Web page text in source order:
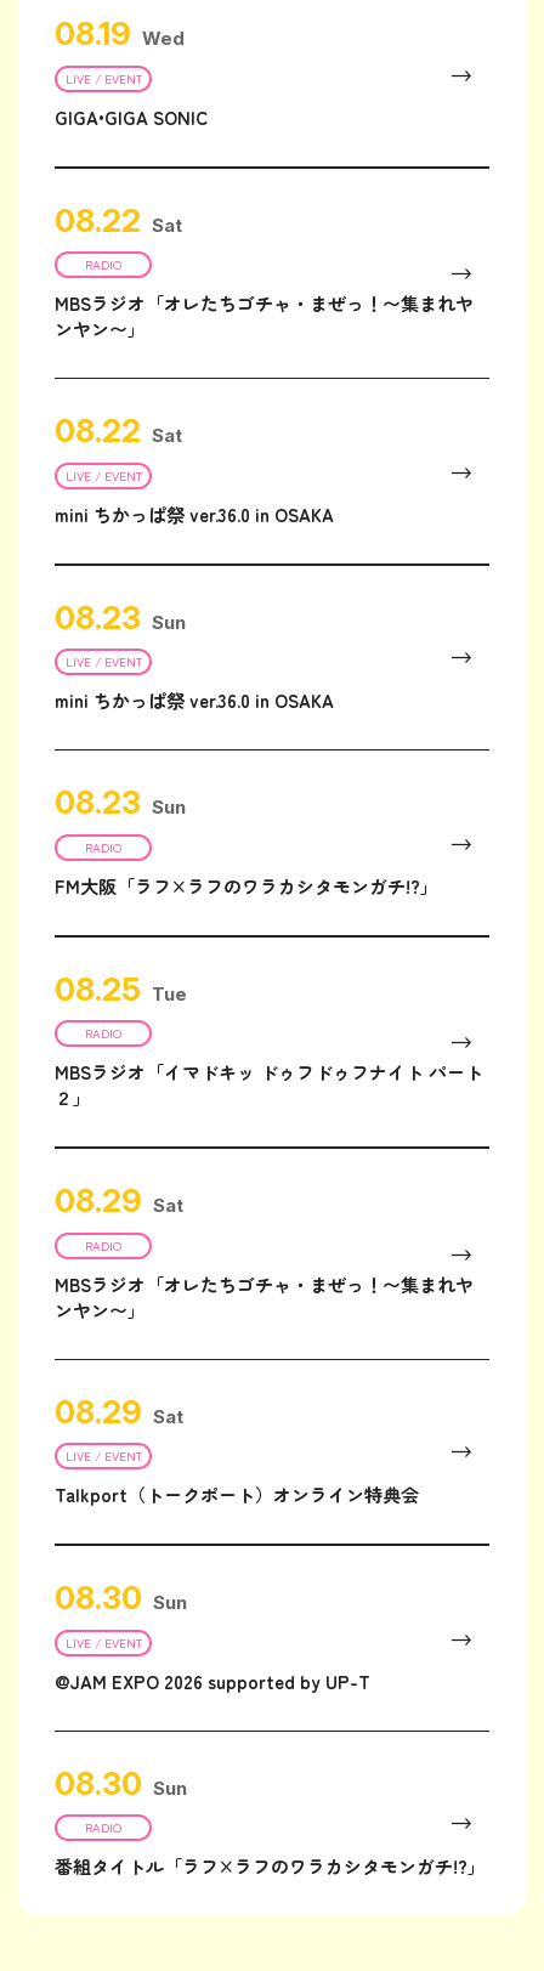
08.19 Wed
LIVE / EVENT
GIGA•GIGA SONIC
08.22 Sat
RADIO
MBSラジオ「オレたちゴチャ・まぜっ！〜集まれヤ
ンヤン〜」
08.22 Sat
LIVE / EVENT
mini ちかっぱ祭 ver.36.0 in OSAKA
08.23 Sun
LIVE / EVENT
mini ちかっぱ祭 ver.36.0 in OSAKA
08.23 Sun
RADIO
FM大阪「ラフ×ラフのワラカシタモンガチ!?」
08.25 Tue
RADIO
MBSラジオ「イマドキッ ドゥフドゥフナイト パート
２」
08.29 Sat
RADIO
MBSラジオ「オレたちゴチャ・まぜっ！〜集まれヤ
ンヤン〜」
08.29 Sat
LIVE / EVENT
Talkport（トークポート）オンライン特典会
08.30 Sun
LIVE / EVENT
@JAM EXPO 2026 supported by UP-T
08.30 Sun
RADIO
番組タイトル「ラフ×ラフのワラカシタモンガチ!?」